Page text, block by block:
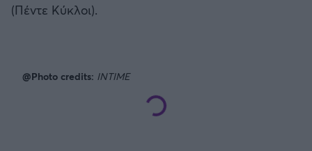
(Πέντε Κύκλοι).
@Photo credits: INTIME